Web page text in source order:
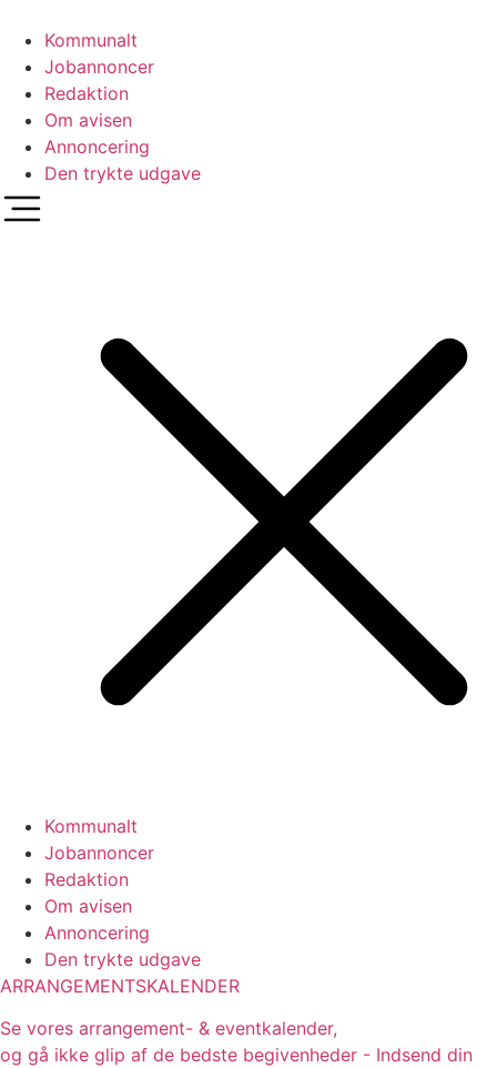
indhold
Kommunalt
Jobannoncer
Redaktion
Om avisen
Annoncering
Den trykte udgave
Kommunalt
Jobannoncer
Redaktion
Om avisen
Annoncering
Den trykte udgave
ARRANGEMENTSKALENDER
Se vores arrangement- & eventkalender,
og gå ikke glip af de bedste begivenheder - Indsend din